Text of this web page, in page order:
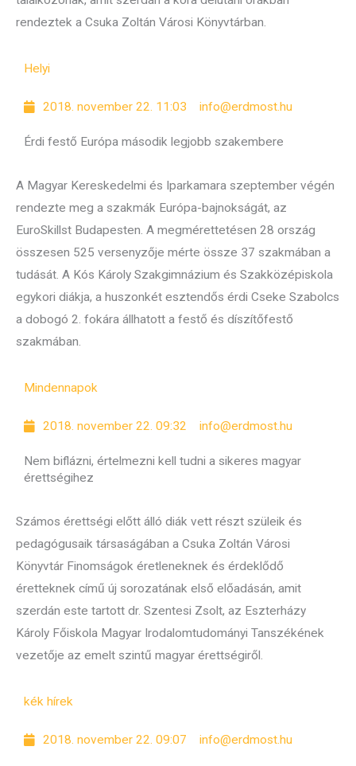
rendeztek a Csuka Zoltán Városi Könyvtárban.
Helyi
2018. november 22. 11:03 info@erdmost.hu
Érdi festő Európa második legjobb szakembere
A Magyar Kereskedelmi és Iparkamara szeptember végén
rendezte meg a szakmák Európa-bajnokságát, az
EuroSkillst Budapesten. A megmérettetésen 28 ország
összesen 525 versenyzője mérte össze 37 szakmában a
tudását. A Kós Károly Szakgimnázium és Szakközépiskola
egykori diákja, a huszonkét esztendős érdi Cseke Szabolcs
a dobogó 2. fokára állhatott a festő és díszítőfestő
szakmában.
Mindennapok
2018. november 22. 09:32 info@erdmost.hu
Nem biflázni, értelmezni kell tudni a sikeres magyar
érettségihez
Számos érettségi előtt álló diák vett részt szüleik és
pedagógusaik társaságában a Csuka Zoltán Városi
Könyvtár Finomságok éretleneknek és érdeklődő
éretteknek című új sorozatának első előadásán, amit
szerdán este tartott dr. Szentesi Zsolt, az Eszterházy
Károly Főiskola Magyar Irodalomtudományi Tanszékének
vezetője az emelt szintű magyar érettségiről.
kék hírek
2018. november 22. 09:07 info@erdmost.hu